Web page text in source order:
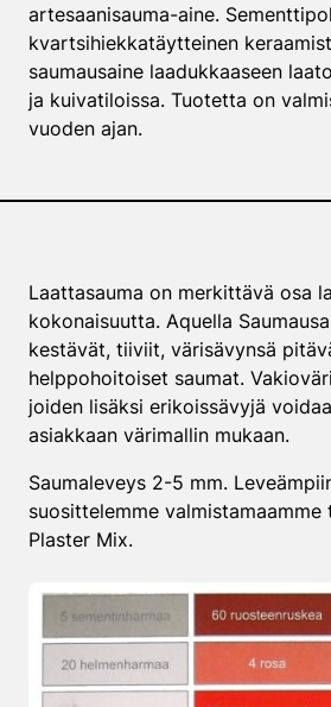
artesaanisauma-aine.
kvartsihiekkatäytteinen
saumausaine laadukkaaseen
ja kuivatiloissa. Tuotetta on
vuoden ajan.
Laattasauma on merkittävä osa
kokonaisuutta. Aquella
kestävät, tiiviit, värisävynsä
helppohoitoiset saumat.
joiden lisäksi erikoissävyjä
asiakkaan värimallin mukaan.
Saumaleveys 2-5 mm.
suosittelemme
Plaster Mix.